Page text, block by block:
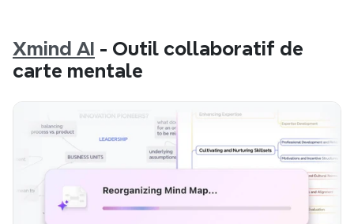
Xmind AI - Outil collaboratif de
carte mentale